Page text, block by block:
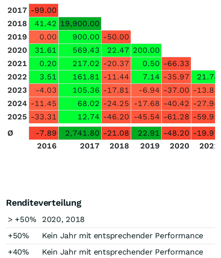
2017 -99.00
2018
41.42 19,900.00
2019
0.00 900.00 -50.00
2020
31.61 569.43 22.47 200.00
2021
0.20 217.02 -20.37 0.50 -66.33
2022
3.51 161.81 -11.44 7.14 -35.97
21.78
2023
-4.03 105.36 -17.81 -6.94 -37.00 -13.83
2024 -11.45 68.02 -24.25 -17.68 -40.42 -27.94
2025 -33.31 12.74 -46.20 -45.54 -61.28 -59.91
Ø
-7.89 2,741.80 -21.08 22.91 -48.20 -19.97
2016
2017 2018 2019 2020 2021
Renditeverteilung
> +50%
2020, 2018
+50%
Kein Jahr mit entsprechender Performance
+40%
Kein Jahr mit entsprechender Performance